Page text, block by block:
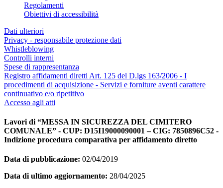
Regolamenti
Obiettivi di accessibilità
Dati ulteriori
Privacy - responsabile protezione dati
Whistleblowing
Controlli interni
Spese di rappresentanza
Registro affidamenti diretti Art. 125 del D.lgs 163/2006 - I
procedimenti di acquisizione - Servizi e forniture aventi carattere
continuativo e/o ripetitivo
Accesso agli atti
Lavori di “MESSA IN SICUREZZA DEL CIMITERO
COMUNALE” - CUP: D15I19000090001 – CIG: 7850896C52 -
Indizione procedura comparativa per affidamento diretto
Data di pubblicazione: 02/04/2019
Data di ultimo aggiornamento: 28/04/2025